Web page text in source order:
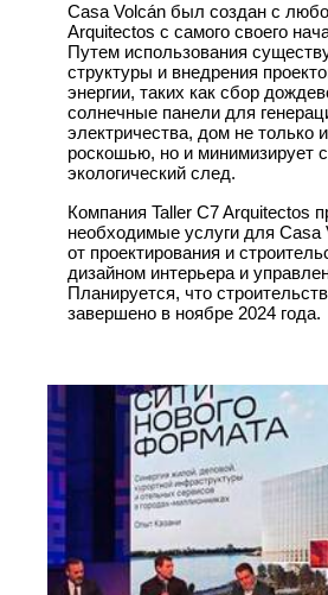
Casa Volcán был создан с
Arquitectos с самого своего
Путем использования
структуры и внедрения
энергии, таких как сбор
солнечные панели для
электричества, дом не только
роскошью, но и минимизирует
экологический след.
Компания Taller C7 Arquitectos
необходимые услуги для Casa
от проектирования и
дизайном интерьера и
Планируется, что
завершено в ноябре 2024 года.